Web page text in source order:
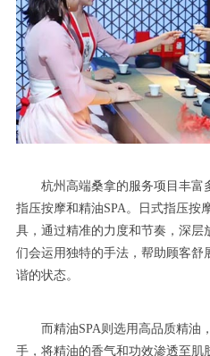
杭州高端桑拿的服务项目丰富
指压按摩和精油SPA。日式指压按
具，通过精准的力度和节奏，深层
们会运用独特的手法，帮助顾客舒
谐的状态。
而精油SPA则选用高品质精油
手，将精油的香气和功效渗透至肌